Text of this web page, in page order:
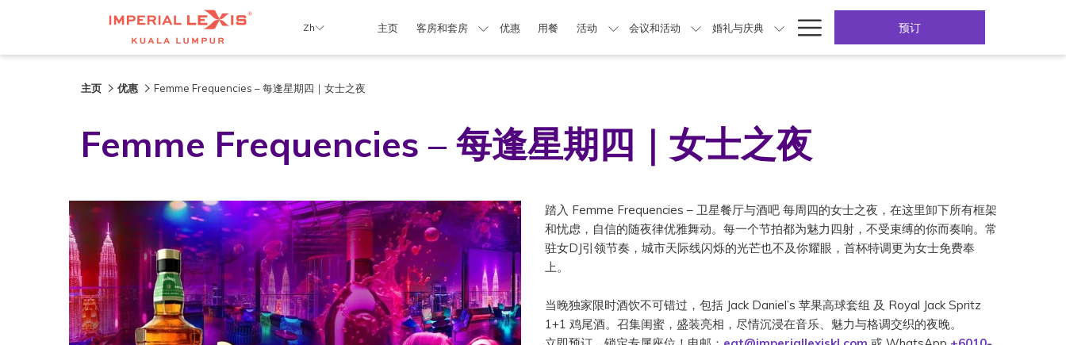
Zh 主页 客房和套房 优惠 用餐 活动 会议和活动 婚礼与庆典 Hamburger
Menu
预订
主页 优惠 Femme Frequencies – 每逢星期四｜女士之夜
Femme Frequencies – 每逢星期四｜女士之夜
踏入 Femme Frequencies – 卫星餐厅与酒吧 每周四的女士之夜，在这里卸下所有框架
和忧虑，自信的随夜律优雅舞动。每一个节拍都为魅力四射，不受束缚的你而奏响。常
驻女DJ引领节奏，城市天际线闪烁的光芒也不及你耀眼，首杯特调更为女士免费奉
上。
当晚独家限时酒饮不可错过，包括 Jack Daniel’s 苹果高球套组 及 Royal Jack Spritz
1+1 鸡尾酒。召集闺蜜，盛装亮相，尽情沉浸在音乐、魅力与格调交织的夜晚。